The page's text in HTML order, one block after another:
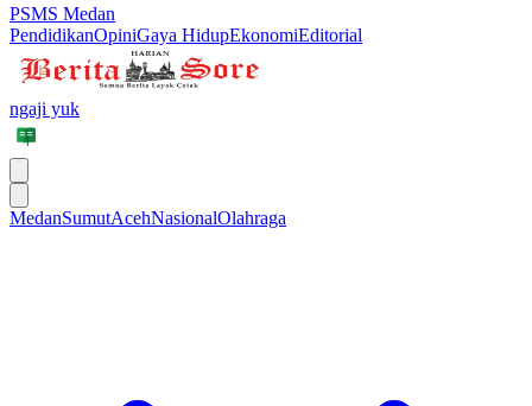
PSMS Medan
PendidikanOpiniGaya HidupEkonomiEditorial
ngaji yuk
MedanSumutAcehNasionalOlahraga